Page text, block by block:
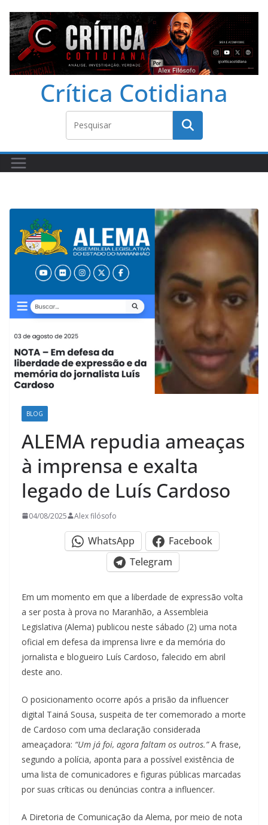
Crítica Cotidiana
BLOG
ALEMA repudia ameaças
à imprensa e exalta
legado de Luís Cardoso
04/08/2025 Alex filósofo
WhatsApp
Facebook
Telegram
Em um momento em que a liberdade de expressão volta
a ser posta à prova no Maranhão, a Assembleia
Legislativa (Alema) publicou neste sábado (2) uma nota
oficial em defesa da imprensa livre e da memória do
jornalista e blogueiro Luís Cardoso, falecido em abril
deste ano.
O posicionamento ocorre após a prisão da influencer
digital Tainá Sousa, suspeita de ter comemorado a morte
de Cardoso com uma declaração considerada
ameaçadora: “Um já foi, agora faltam os outros.”A frase,
segundo a polícia, aponta para a possível existência de
uma lista de comunicadores e figuras públicas marcadas
por suas críticas ou denúncias contra a influencer.
A Diretoria de Comunicação da Alema, por meio de nota